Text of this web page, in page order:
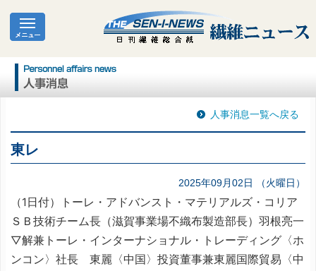
人事消息一覧へ戻る
東レ
2025年09月02日 （火曜日）
（1日付）トーレ・アドバンスト・マテリアルズ・コリア
ＳＢ技術チーム長（滋賀事業場不織布製造部長）羽根亮一
▽解兼トーレ・インターナショナル・トレーディング〈ホ
ンコン〉社長 東麗〈中国〉投資董事兼東麗国際貿易〈中